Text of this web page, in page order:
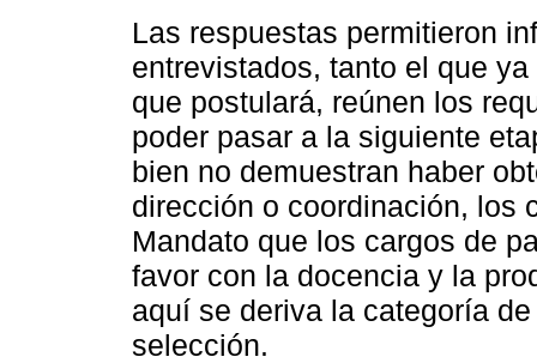
Las respuestas permitieron
entrevistados, tanto el que
que postulará, reúnen los
poder pasar a la siguiente
bien no demuestran haber
dirección o coordinación, los
Mandato que los cargos de
favor con la docencia y la
aquí se deriva la categoría
selección.